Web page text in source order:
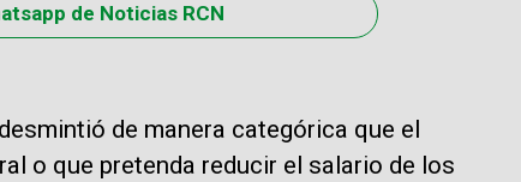
de Noticias RCN
de manera categórica que el
o que pretenda reducir el salario de los